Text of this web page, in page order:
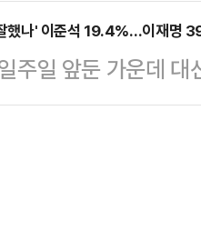
당 중앙당사에서
을 강조하며 이같이
민주당 상임고…
, 이재명 후보와 김
로 나타났다.데일리
26일부터 27일까
했나' 이준석 19.4%…이재명
주일 앞둔 가운데
지 묻는 설문에 이